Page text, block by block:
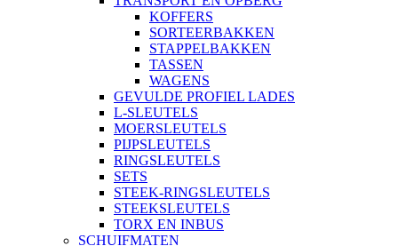
KOFFERS
SORTEERBAKKEN
STAPPELBAKKEN
TASSEN
WAGENS
GEVULDE PROFIEL LADES
L-SLEUTELS
MOERSLEUTELS
PIJPSLEUTELS
RINGSLEUTELS
SETS
STEEK-RINGSLEUTELS
STEEKSLEUTELS
TORX EN INBUS
SCHUIFMATEN